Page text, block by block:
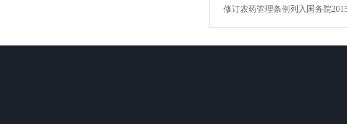
修订农药管理条例列入国务院